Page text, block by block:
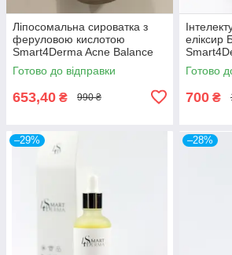
Ліпосомальна сироватка з
феруловою кислотою
Smart4Derma Acne Balance
FERRULIC LIPOSERUM BHA-
PHA CONTROL
Готово до відправки
653,40 ₴ 990 ₴
SMART
50мл
Готово
700 ₴
–29% –28%